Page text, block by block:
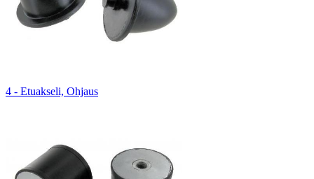
4 - Etuakseli, Ohjaus